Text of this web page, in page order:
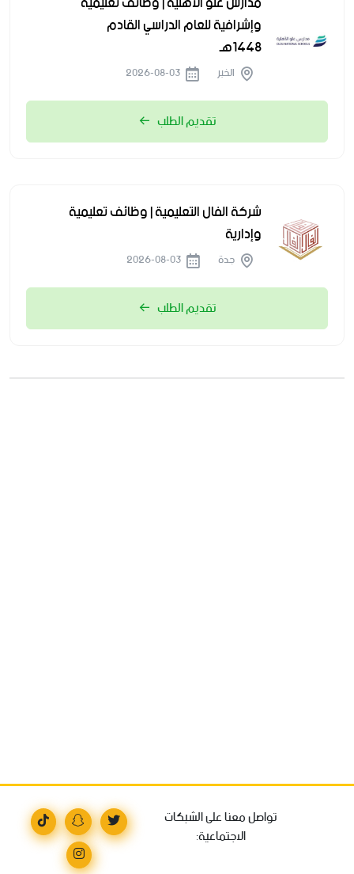
وإشرافية للعام الدراسي القادم
1448هـ
الخبر
تقديم الطلب
شركة الفال التعليمية | وظائف تعليمية
وإدارية
جدة
تقديم الطلب
تواصل معنا على الشبكات
الاجتماعية: